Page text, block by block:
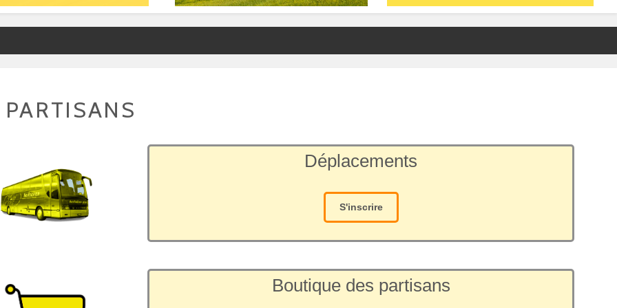
Déplacements
S'inscrire
Boutique des partisans